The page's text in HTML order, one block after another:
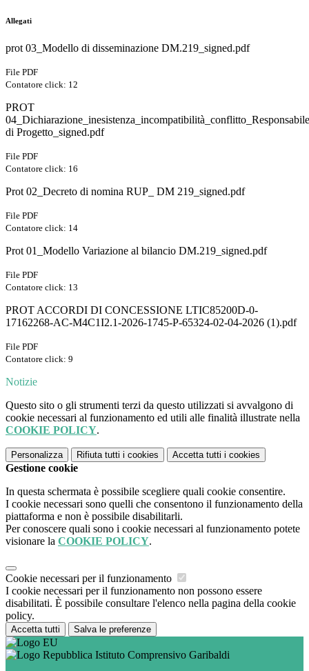
Allegati
prot 03_Modello di disseminazione DM.219_signed.pdf
File PDF
Contatore click: 12
PROT
04_Dichiarazione_inesistenza_incompatibilità_conflitto_Responsabile
di Progetto_signed.pdf
File PDF
Contatore click: 16
Prot 02_Decreto di nomina RUP_ DM 219_signed.pdf
File PDF
Contatore click: 14
Prot 01_Modello Variazione al bilancio DM.219_signed.pdf
File PDF
Contatore click: 13
PROT ACCORDI DI CONCESSIONE LTIC85200D-0-
17162268-AC-M4C1I2.1-2026-1745-P-65324-02-04-2026 (1).pdf
File PDF
Contatore click: 9
Notizie
Questo sito o gli strumenti terzi da questo utilizzati si avvalgono di
cookie necessari al funzionamento ed utili alle finalità illustrate nella
COOKIE POLICY.
Personalizza Rifiuta tutti i cookies Accetta tutti i cookies
Gestione cookie
In questa schermata è possibile scegliere quali cookie consentire.
I cookie necessari sono quelli che consentono il funzionamento della
piattaforma e non è possibile disabilitarli.
Per conoscere quali sono i cookie necessari al funzionamento potete
visionare la COOKIE POLICY.
Cookie necessari per il funzionamento
I cookie necessari per il funzionamento non possono essere
disabilitati. È possibile consultare l'elenco nella pagina della cookie
policy.
Accetta tutti Salva le preferenze
Istituto Comprensivo Garibaldi